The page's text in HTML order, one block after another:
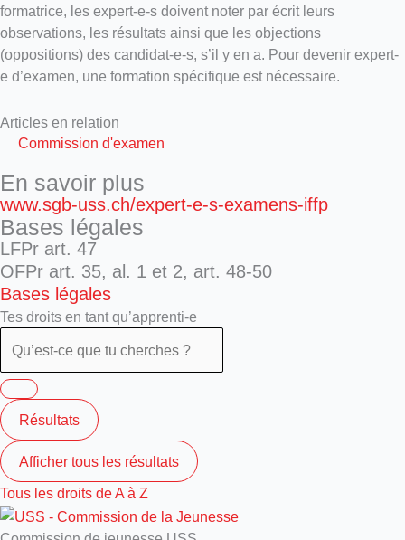
formatrice, les expert-e-s doivent noter par écrit leurs
observations, les résultats ainsi que les objections
(oppositions) des candidat-e-s, s’il y en a. Pour devenir expert-
e d’examen, une formation spécifique est nécessaire.
Articles en relation
Commission d'examen
En savoir plus
www.sgb-uss.ch/expert-e-s-examens-iffp
Bases légales
LFPr art. 47
OFPr art. 35, al. 1 et 2, art. 48-50
Bases légales
Tes droits en tant qu’apprenti-e
Résultats
Afficher tous les résultats
Tous les droits de A à Z